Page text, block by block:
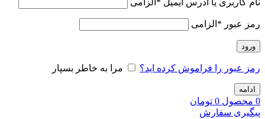
رمز عبور * الزامی
ورود
رمز عبور را فراموش کرده اید؟ مرا به خاطر بسپار
ادامه
0 محصول 0 تومان
پیگیری سفارش